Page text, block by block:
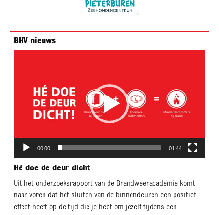
BHV nieuws
00:00 01:44
Hé doe de deur dicht
Uit het onderzoeksrapport van de Brandweeracademie komt
naar voren dat het sluiten van de binnendeuren een positief
effect heeft op de tijd die je hebt om jezelf tijdens een